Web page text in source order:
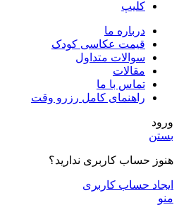
کلیپ
درباره ما
قیمت عکاسی کودک
سوالات متداول
مقالات
تماس با ما
راهنمای کامل رزرو وقت
ورود
بستن
هنوز حساب کاربری ندارید؟
ایجاد حساب کاربری
منو